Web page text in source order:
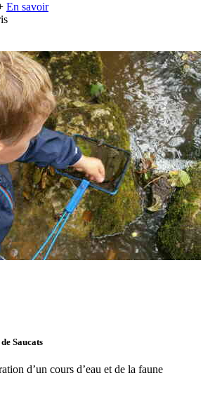
En savoir
Saucats
d’un cours d’eau et de la faune